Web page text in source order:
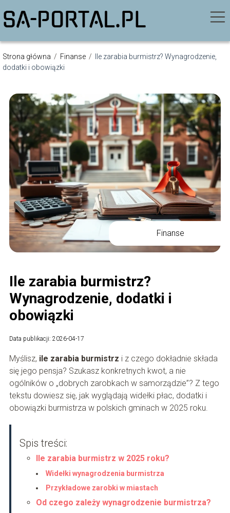
Strona główna / Finanse /
Ile zarabia burmistrz? Wynagrodzenie,
dodatki i obowiązki
Finanse
Ile zarabia burmistrz?
Wynagrodzenie, dodatki i
obowiązki
Data publikacji: 2026-04-17
Myślisz, ile zarabia burmistrz i z czego dokładnie składa
się jego pensja? Szukasz konkretnych kwot, a nie
ogólników o „dobrych zarobkach w samorządzie”? Z tego
tekstu dowiesz się, jak wyglądają widełki płac, dodatki i
obowiązki burmistrza w polskich gminach w 2025 roku.
Spis treści:
Ile zarabia burmistrz w 2025 roku?
Widełki wynagrodzenia burmistrza
Przykładowe zarobki w miastach
Od czego zależy wynagrodzenie burmistrza?